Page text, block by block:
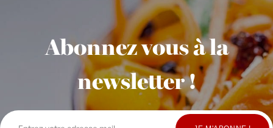
Abonnez vous à la
newsletter !